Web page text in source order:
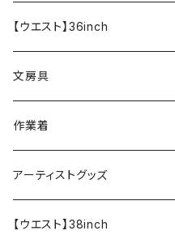
【ウエスト】36inch
文房具
ペンケース
作業着
アーティストグッズ
【ウエスト】38inch